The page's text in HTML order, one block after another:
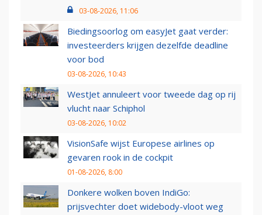
03-08-2026, 11:06
Biedingsoorlog om easyJet gaat verder:
investeerders krijgen dezelfde deadline
voor bod
03-08-2026, 10:43
WestJet annuleert voor tweede dag op rij
vlucht naar Schiphol
03-08-2026, 10:02
VisionSafe wijst Europese airlines op
gevaren rook in de cockpit
01-08-2026, 8:00
Donkere wolken boven IndiGo:
prijsvechter doet widebody-vloot weg